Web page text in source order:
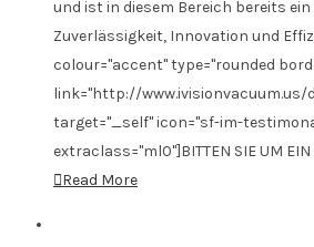
und ist in diesem Bereich bereits
Zuverlässigkeit, Innovation und
colour="accent" type="rounded
link="http://
target="_self" icon="sf-im-
extraclass="ml0"]BITTEN SIE UM
Read More